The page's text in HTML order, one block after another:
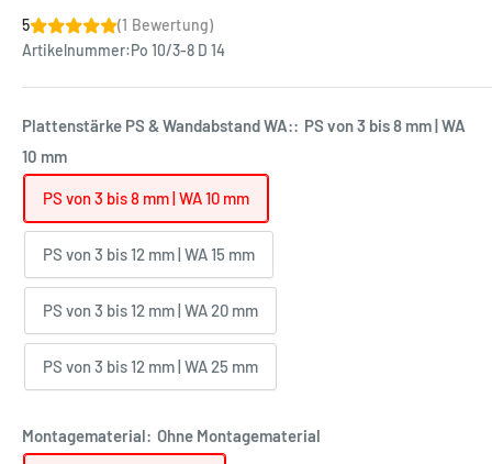
5
(1 Bewertung)
Artikelnummer:Po 10/3-8 D 14
Plattenstärke PS & Wandabstand WA:: PS von 3 bis 8 mm | WA
10 mm
PS von 3 bis 8 mm | WA 10 mm
PS von 3 bis 12 mm | WA 15 mm
PS von 3 bis 12 mm | WA 20 mm
PS von 3 bis 12 mm | WA 25 mm
Montagematerial: Ohne Montagematerial